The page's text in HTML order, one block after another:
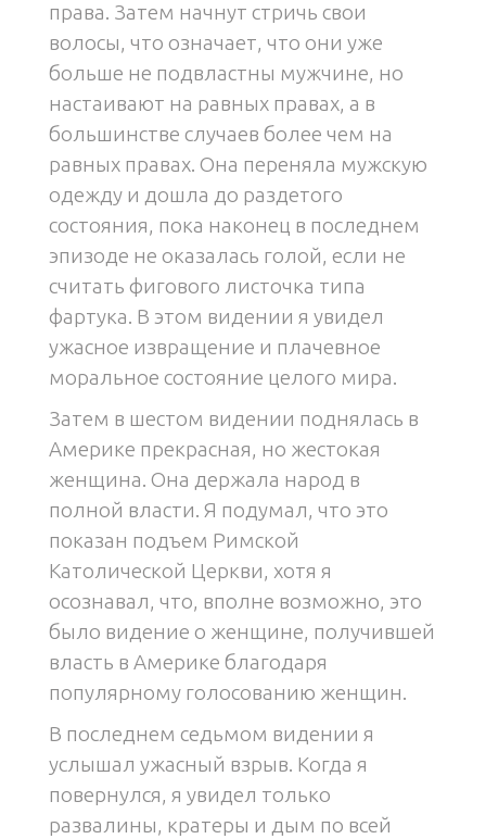
права. Затем начнут стричь свои
волосы, что означает, что они уже
больше не подвластны мужчине, но
настаивают на равных правах, а в
большинстве случаев более чем на
равных правах. Она переняла мужскую
одежду и дошла до раздетого
состояния, пока наконец в последнем
эпизоде не оказалась голой, если не
считать фигового листочка типа
фартука. В этом видении я увидел
ужасное извращение и плачевное
моральное состояние целого мира.
Затем в шестом видении поднялась в
Америке прекрасная, но жестокая
женщина. Она держала народ в
полной власти. Я подумал, что это
показан подъем Римской
Католической Церкви, хотя я
осознавал, что, вполне возможно, это
было видение о женщине, получившей
власть в Америке благодаря
популярному голосованию женщин.
В последнем седьмом видении я
услышал ужасный взрыв. Когда я
повернулся, я увидел только
развалины, кратеры и дым по всей